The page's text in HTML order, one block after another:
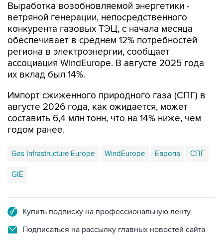
Выработка возобновляемой энергетики -
ветряной генерации, непосредственного
конкурента газовых ТЭЦ, с начала месяца
обеспечивает в среднем 12% потребностей
региона в электроэнергии, сообщает
ассоциация WindEurope. В августе 2025 года
их вклад был 14%.
Импорт сжиженного природного газа (СПГ) в
августе 2026 года, как ожидается, может
составить 6,4 млн тонн, что на 14% ниже, чем
годом ранее.
Gas Infrastructure Europe WindEurope Европа СПГ
GIE
Купить подписку на профессиональную ленту
Подписаться на рассылку главных новостей сайта